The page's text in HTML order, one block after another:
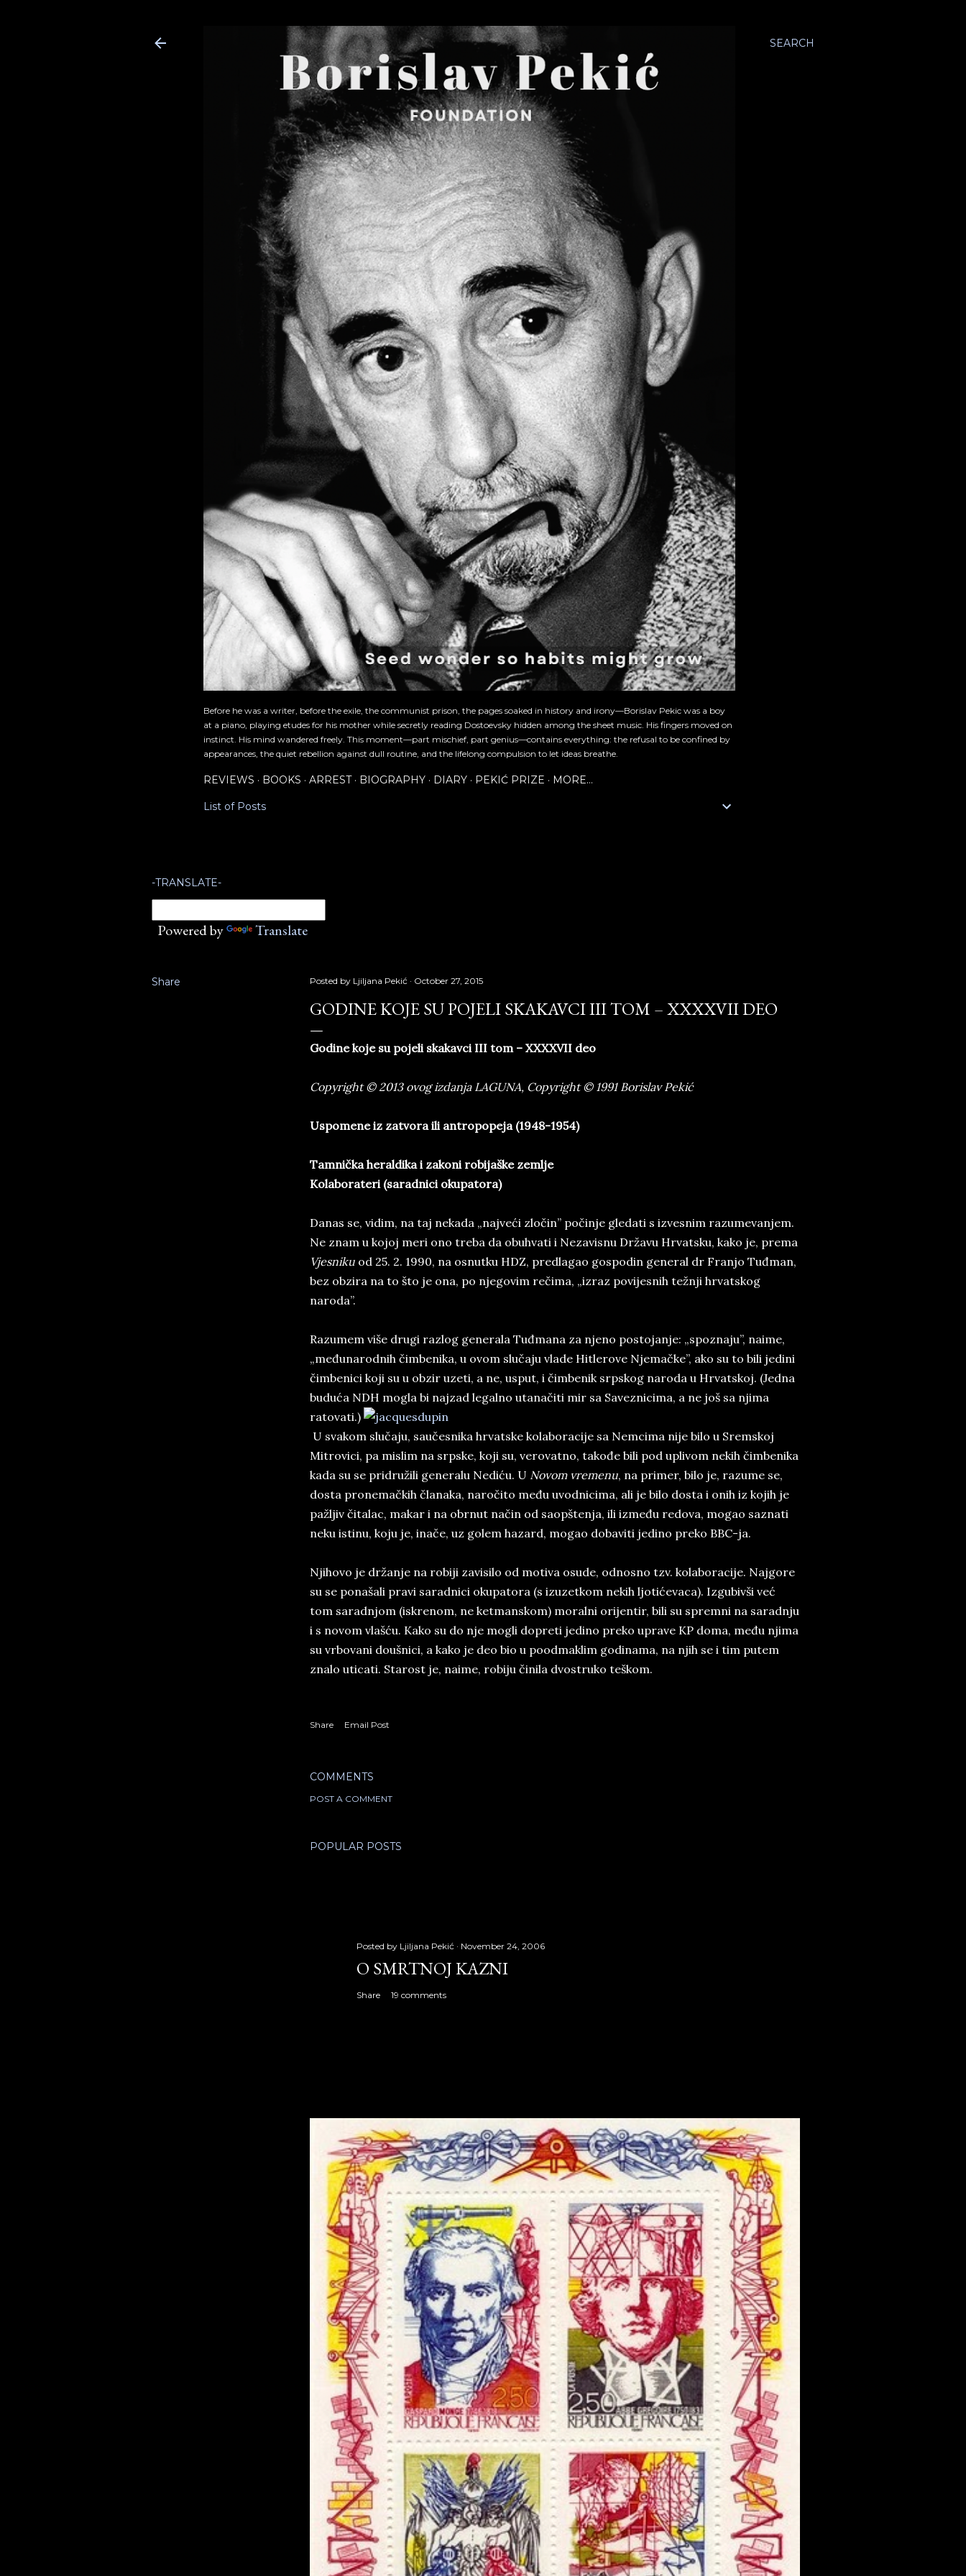
SEARCH
Before he was a writer, before the exile, the communist prison, the pages soaked in history and irony—Borislav Pekic was a boy
at a piano, playing etudes for his mother while secretly reading Dostoevsky hidden among the sheet music. His fingers moved on
instinct. His mind wandered freely. This moment—part mischief, part genius—contains everything: the refusal to be confined by
appearances, the quiet rebellion against dull routine, and the lifelong compulsion to let ideas breathe.
REVIEWS BOOKS ARREST BIOGRAPHY DIARY PEKIĆ PRIZE MORE…
List of Posts
-TRANSLATE-
Powered by Translate
Share Posted by Ljiljana Pekić October 27, 2015
GODINE KOJE SU POJELI SKAKAVCI III TOM – XXXXVII DEO
Godine koje su pojeli skakavci III tom – XXXXVII deo
Copyright © 2013 ovog izdanja LAGUNA, Copyright © 1991 Borislav Pekić
Uspomene iz zatvora ili antropopeja (1948-1954)
Tamnička heraldika i zakoni robijaške zemlje
Kolaborateri (saradnici okupatora)
Danas se, vidim, na taj nekada „najveći zločin” počinje gledati s izvesnim razumevanjem.
Ne znam u kojoj meri ono treba da obuhvati i Nezavisnu Državu Hrvatsku, kako je, prema
Vjesniku od 25. 2. 1990, na osnutku HDZ, predlagao gospodin general dr Franjo Tuđman,
bez obzira na to što je ona, po njegovim rečima, „izraz povijesnih težnji hrvatskog
naroda”.
Razumem više drugi razlog generala Tuđmana za njeno postojanje: „spoznaju”, naime,
„međunarodnih čimbenika, u ovom slučaju vlade Hitlerove Njemačke”, ako su to bili jedini
čimbenici koji su u obzir uzeti, a ne, usput, i čimbenik srpskog naroda u Hrvatskoj. (Jedna
buduća NDH mogla bi najzad legalno utanačiti mir sa Saveznicima, a ne još sa njima
ratovati.)
U svakom slučaju, saučesnika hrvatske kolaboracije sa Nemcima nije bilo u Sremskoj
Mitrovici, pa mislim na srpske, koji su, verovatno, takođe bili pod uplivom nekih čimbenika
kada su se pridružili generalu Nediću. U Novom vremenu, na primer, bilo je, razume se,
dosta pronemačkih članaka, naročito među uvodnicima, ali je bilo dosta i onih iz kojih je
pažljiv čitalac, makar i na obrnut način od saopštenja, ili između redova, mogao saznati
neku istinu, koju je, inače, uz golem hazard, mogao dobaviti jedino preko BBC-ja.
Njihovo je držanje na robiji zavisilo od motiva osude, odnosno tzv. kolaboracije. Najgore
su se ponašali pravi saradnici okupatora (s izuzetkom nekih ljotićevaca). Izgubivši već
tom saradnjom (iskrenom, ne ketmanskom) moralni orijentir, bili su spremni na saradnju
i s novom vlašću. Kako su do nje mogli dopreti jedino preko uprave KP doma, među njima
su vrbovani doušnici, a kako je deo bio u poodmaklim godinama, na njih se i tim putem
znalo uticati. Starost je, naime, robiju činila dvostruko teškom.
Share Email Post
COMMENTS
POST A COMMENT
POPULAR POSTS
Posted by Ljiljana Pekić November 24, 2006
O SMRTNOJ KAZNI
Share 19 comments